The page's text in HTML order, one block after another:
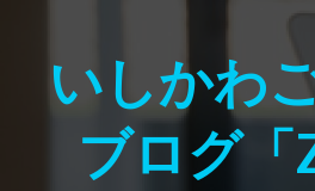
contentいしかわ
ブログ「